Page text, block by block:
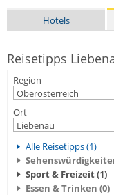
Hotels
Reisetipps
Region
Ort
Alle Reisetipps (1)
Sport & Freizeit (1)
Essen & Trinken (0)